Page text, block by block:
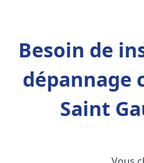
Besoin de
dépannage
Saint